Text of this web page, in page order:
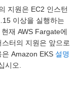
지원은 EC2 인스턴
이상을 실행하는
재 AWS Fargate에
터의 지원은 앞으로
Amazon EKS 설명
시오.